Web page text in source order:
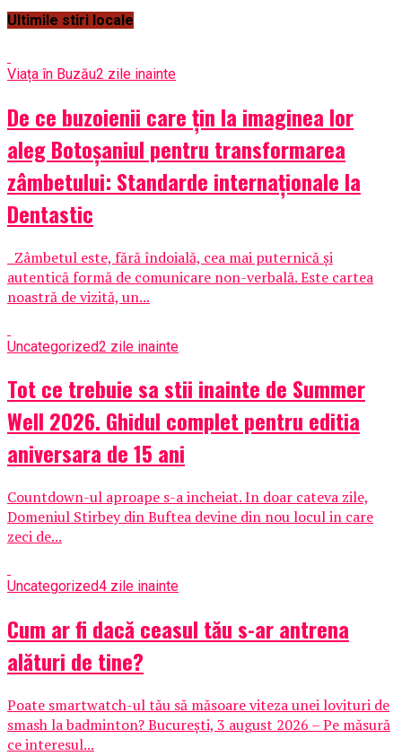
Ultimile stiri locale
Viața în Buzău2 zile inainte
De ce buzoienii care țin la imaginea lor
aleg Botoșaniul pentru transformarea
zâmbetului: Standarde internaționale la
Dentastic
Zâmbetul este, fără îndoială, cea mai puternică și
autentică formă de comunicare non-verbală. Este cartea
noastră de vizită, un...
Uncategorized2 zile inainte
Tot ce trebuie sa stii inainte de Summer
Well 2026. Ghidul complet pentru editia
aniversara de 15 ani
Countdown-ul aproape s-a incheiat. In doar cateva zile,
Domeniul Stirbey din Buftea devine din nou locul in care
zeci de...
Uncategorized4 zile inainte
Cum ar fi dacă ceasul tău s-ar antrena
alături de tine?
Poate smartwatch-ul tău să măsoare viteza unei lovituri de
smash la badminton? București, 3 august 2026 – Pe măsură
ce interesul...